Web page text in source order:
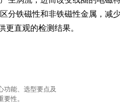
分铁磁性和非铁磁性金属，减
直观的检测结果。
功能、选型要点及
性。